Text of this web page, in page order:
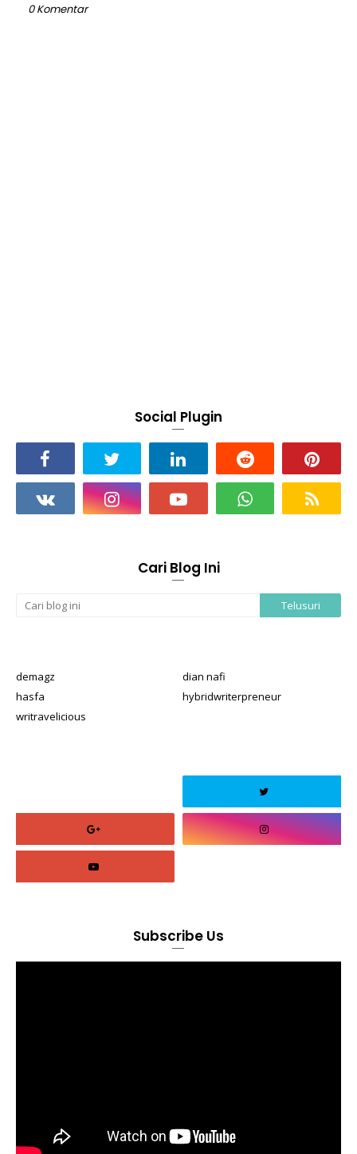
0 Komentar
Social Plugin
Cari Blog Ini
demagz
dian nafi
hasfa
hybridwriterpreneur
writravelicious
Subscribe Us